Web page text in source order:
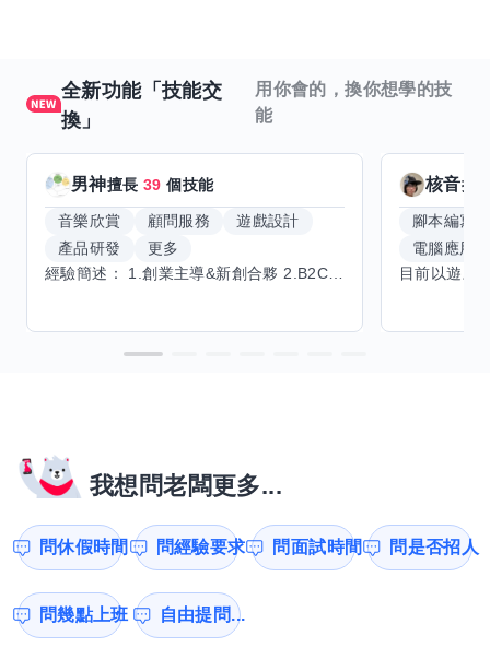
全新功能「技能交
換」
用你會的，換你想學的技
能
男神擅長39 個技能
音樂欣賞 顧問服務
遊戲設計
產品研發
更多
核音擅
腳本編寫
電腦應用
我想問老闆更多...
問休假時間 問經驗要求 問面試時間 問是否招人
問幾點上班 自由提問...